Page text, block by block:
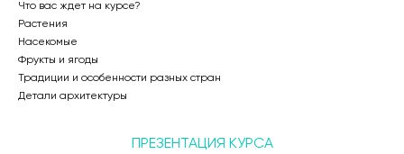
Что вас ждет на курсе?
Растения
Насекомые
Фрукты и ягоды
Традиции и особенности разных стран
Детали архитектуры
ПРЕЗЕНТАЦИЯ КУРСА